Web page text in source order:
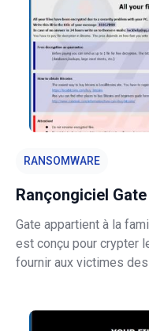
RANSOMWARE
Rançongiciel Gate
Gate appartient à la
est conçu pour crypter
fournir aux victimes
victime,